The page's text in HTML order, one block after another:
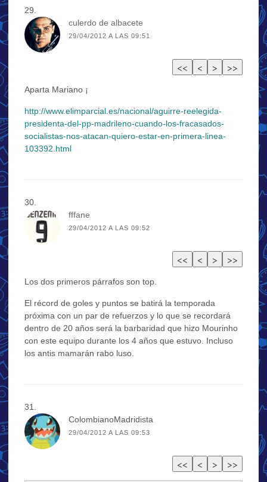
culerdo de albacete
29/04/2012 A LAS 09:51
Aparta Mariano ¡
http://www.elimparcial.es/nacional/aguirre-reelegida-
presidenta-del-pp-madrileno-cuando-los-fracasados-
socialistas-nos-atacan-quiero-estar-en-primera-linea-
103392.html
fffane
29/04/2012 A LAS 09:52
Los dos primeros párrafos son top.
El récord de goles y puntos se batirá la temporada
próxima con un par de refuerzos y lo que se recordará
dentro de 20 años será la barbaridad que hizo Mourinho
con este equipo durante los 4 años que estuvo. Incluso
los antis mamarán rabo luso.
ColombianoMadridista
29/04/2012 A LAS 09:53